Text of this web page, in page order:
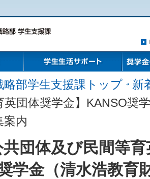
ト
略部学生支援課トップ
新
英団体奨学金】KANSO奨
案内
共団体及び民間等
学金（清水浩教育